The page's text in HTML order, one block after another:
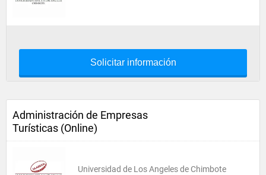
Solicitar información
Administración de Empresas
Turísticas (Online)
Universidad de Los Angeles de Chimbote